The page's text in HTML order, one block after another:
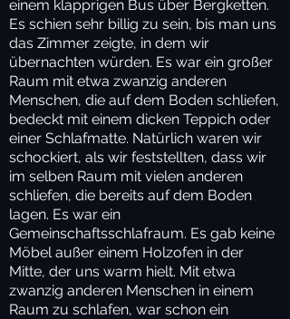
einem klapprigen Bus über Bergketten.
Es schien sehr billig zu sein, bis man uns
das Zimmer zeigte, in dem wir
übernachten würden. Es war ein großer
Raum mit etwa zwanzig anderen
Menschen, die auf dem Boden schliefen,
bedeckt mit einem dicken Teppich oder
einer Schlafmatte. Natürlich waren wir
schockiert, als wir feststellten, dass wir
im selben Raum mit vielen anderen
schliefen, die bereits auf dem Boden
lagen. Es war ein
Gemeinschaftsschlafraum. Es gab keine
Möbel außer einem Holzofen in der
Mitte, der uns warm hielt. Mit etwa
zwanzig anderen Menschen in einem
Raum zu schlafen, war schon ein